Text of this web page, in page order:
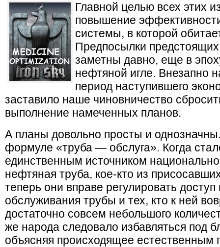
Главной целью всех этих
повышение
системы, в которой
Предпосылки
заметны давно, еще в
нефтяной игле. Внезапно
период наступившего
заставило наше чиновничество
выполнение намеченных планов.
А планы довольно просты и
формуле «труба — обслуга». Когда
единственным источником
нефтяная труба, кое-кто из
теперь они вправе регулировать
обслуживания трубы и тех, кто к ней
достаточно совсем небольшого
же народа следовало избавляться под
объясняя происходящее